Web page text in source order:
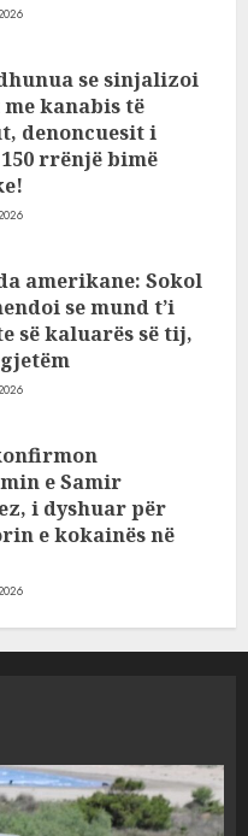
se sinjalizoi
kanabis të
denoncuesit i
rrënjë bimë
amerikane: Sokol
se mund t’i
së kaluarës së tij,
e Samir
i dyshuar për
e kokainës në